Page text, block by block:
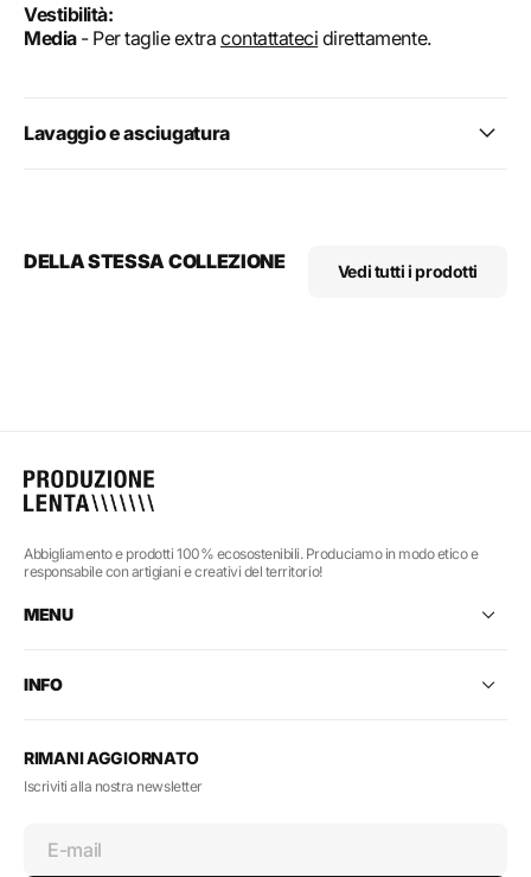
Vestibilità:
Media- Per taglie extracontattateci direttamente.
Lavaggio e asciugatura
DELLA STESSA COLLEZIONE Vedi tutti i prodotti
Abbigliamento e prodotti 100% ecosostenibili. Produciamo in modo etico e
responsabile con artigiani e creativi del territorio!
MENU
INFO
RIMANI AGGIORNATO
Iscriviti alla nostra newsletter
E-mail